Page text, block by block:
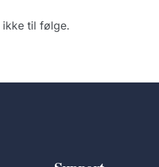
ikke til følge.